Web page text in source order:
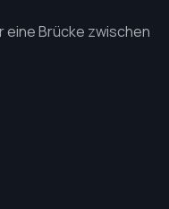
Brücke zwischen